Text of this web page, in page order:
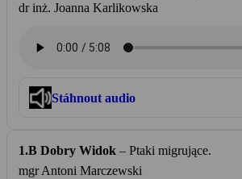
dr inż. Joanna Karlikowska
Stáhnout audio
1.B Dobry Widok – Ptaki migrujące.
mgr Antoni Marczewski